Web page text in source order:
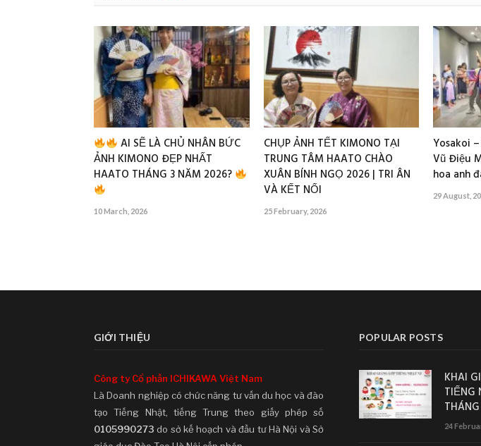
AI SẼ LÀ CHỦ NHÂN BỨC
ẢNH KIMONO ĐẸP NHẤT
HAATO THÁNG 3 NĂM 2026?
10 March, 2026
CHỤP ẢNH TẾT KIMONO TẠI
TRUNG TÂM HAATO CHÀO
XUÂN BÍNH NGỌ 2026 | TRI ÂN
VÀ KẾT NỐI
25 February, 2026
Yosakoi
Vũ Điệu
hoa anh
29 August,
GIỚI THIỆU
Công ty Cổ phần ICHIKAWA Việt Nam
Là Doanh nghiệp có chức năng tư vấn du học và đào
tạo Tiếng Nhật, tiếng Trung theo giấy phép số
0105990273 do sở kế hoạch và đầu tư Hà Nội và Sở
POPULAR POSTS
KHAI
TIẾNG
24